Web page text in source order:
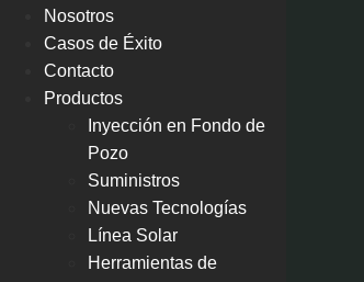
Nosotros
Casos de Éxito
Contacto
Productos
Inyección en Fondo de
Pozo
Suministros
Nuevas Tecnologías
Línea Solar
Herramientas de